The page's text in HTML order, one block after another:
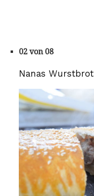
02 von 08
Nanas Wurstbrot